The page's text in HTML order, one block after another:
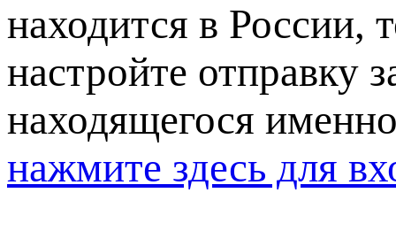
находится в России,
настройте отправку
находящегося
нажмите здесь для